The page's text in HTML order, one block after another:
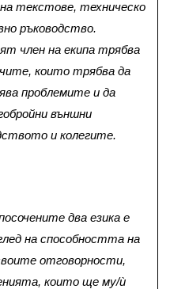
текстове, техническо
ръководство.
член на екипа трябва
които трябва да
проблемите и да
външни
и колегите.
два езика е
на способността на
отговорности,
които ще му/ѝ